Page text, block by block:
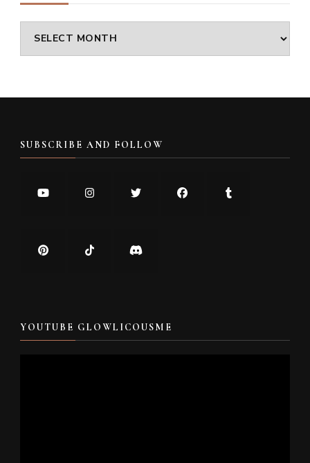
Archives
SUBSCRIBE AND FOLLOW
YOUTUBE GLOWLICOUSME